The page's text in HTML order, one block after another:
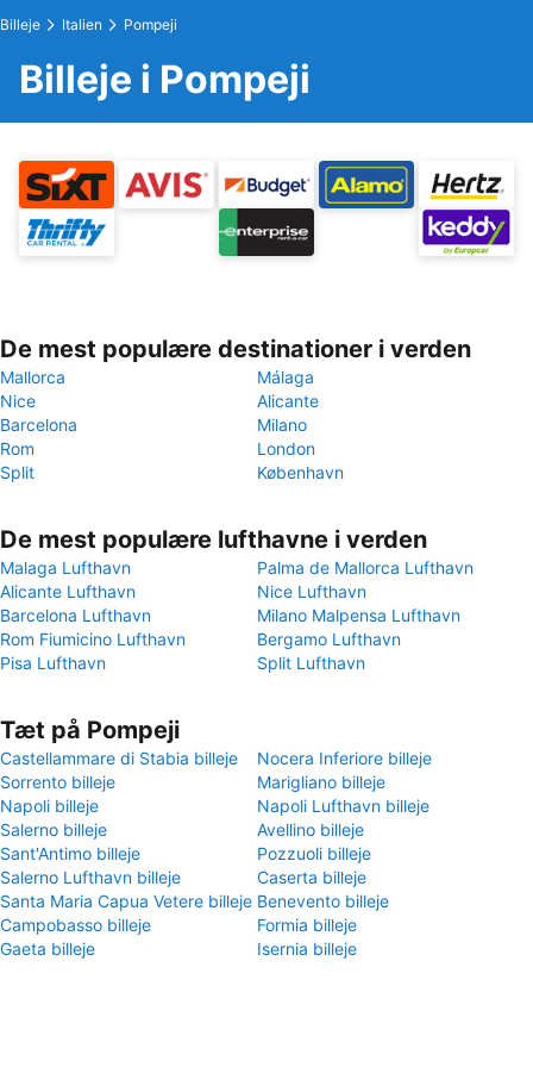
Billeje Italien Pompeji
Billeje i Pompeji
De mest populære destinationer i verden
Mallorca
Málaga
Nice
Alicante
Barcelona
Milano
Rom
London
Split
København
De mest populære lufthavne i verden
Malaga Lufthavn
Palma de Mallorca Lufthavn
Alicante Lufthavn
Nice Lufthavn
Barcelona Lufthavn
Milano Malpensa Lufthavn
Rom Fiumicino Lufthavn
Bergamo Lufthavn
Pisa Lufthavn
Split Lufthavn
Tæt på Pompeji
Castellammare di Stabia billeje
Nocera Inferiore billeje
Sorrento billeje
Marigliano billeje
Napoli billeje
Napoli Lufthavn billeje
Salerno billeje
Avellino billeje
Sant'Antimo billeje
Pozzuoli billeje
Salerno Lufthavn billeje
Caserta billeje
Santa Maria Capua Vetere billeje Benevento billeje
Campobasso billeje
Formia billeje
Gaeta billeje
Isernia billeje